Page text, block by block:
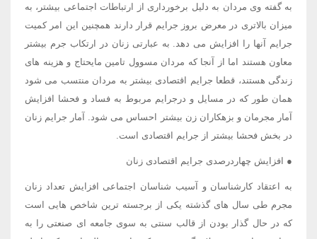
به گفته وی مردان به دلیل برخورداری از ارتباطات اجتماعی بیشتر، به
میزان بالاتری در معرض بروز جرایم قرار دارند همچنین این امر کمیت
جرایم آنها را افزایش می دهد. به عبارتی زنان در ارتکاب جرم بیشتر
معاون هستند اما از آنجا که مردان مسوول تامین مایحتاج و هزینه های
زندگی هستند، قطعا جرایم اقتصادی بیشتر به مردان منتسب می شود
همان طور که در مسایل و درجرایم مربوط به فساد و فحشا افزایش
آمار مجرمان و بزهکاران زن بیشتر احساس می شود. آمار جرایم زنان
در بخش فحشا بیشتر از جرایم اقتصادی است.
● افزایش چهاردرصدی جرایم اقتصادی زنان
به اعتقاد کارشناسان و آسیب شناسان اجتماعی افزایش تعداد زنان
مجرم طی سال های گذشته یکی از برجسته ترین شاخص هایی است
که در حال گذار بودن از قالب سنتی به سوی جامعه ای صنعتی را به